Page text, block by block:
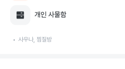
개인 사물함
사우나, 찜질방